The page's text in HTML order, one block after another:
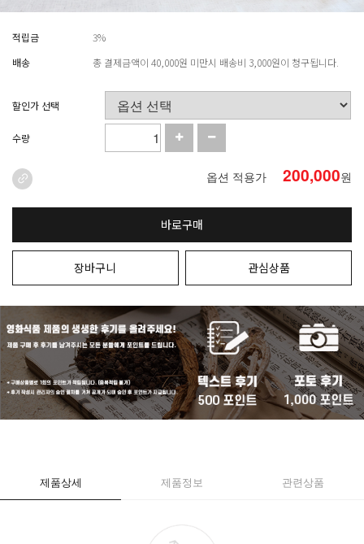
적립금
3%
배송
총 결제금액이 40,000원 미만시 배송비 3,000원이 청구됩니다.
할인가 선택
수량
옵션 적용가 200,000원
바로구매
장바구니 관심상품
제품상세 제품정보 관련상품